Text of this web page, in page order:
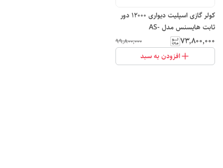
کولر گازی اسپلیت دیواری 12000 دور
ثابت هایسنس مدل AS-
12HR4SYRCA01
۷۳٬۸۰۰٬۰۰۰ ۹۹٬۸۰۰٬۰۰۰
افزودن به سبد